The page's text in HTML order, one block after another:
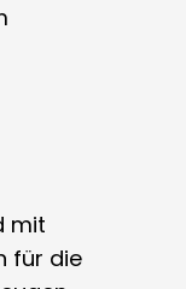
mit
für die